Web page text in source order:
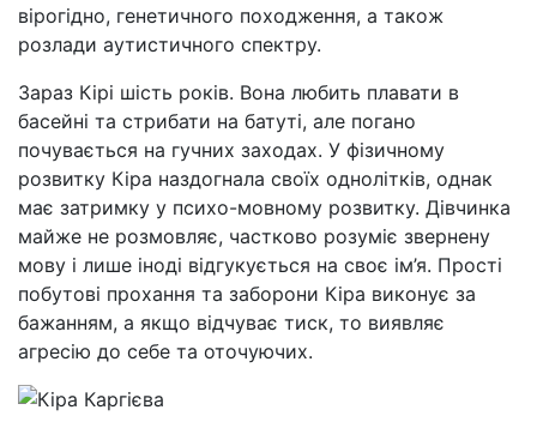
вірогідно, генетичного походження, а також
розлади аутистичного спектру.
Зараз Кірі шість років. Вона любить плавати в
басейні та стрибати на батуті, але погано
почувається на гучних заходах. У фізичному
розвитку Кіра наздогнала своїх однолітків, однак
має затримку у психо-мовному розвитку. Дівчинка
майже не розмовляє, частково розуміє звернену
мову і лише іноді відгукується на своє ім’я. Прості
побутові прохання та заборони Кіра виконує за
бажанням, а якщо відчуває тиск, то виявляє
агресію до себе та оточуючих.